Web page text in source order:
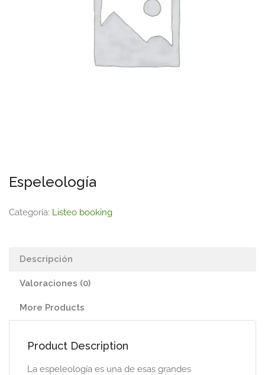
Espeleología
Categoría: Listeo booking
Descripción
Valoraciones (0)
More Products
Product Description
La espeleología es una de esas grandes